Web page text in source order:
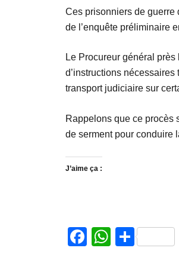
Ces prisonniers de guerre
de l’enquête préliminaire
Le Procureur général
d’instructions
transport judiciaire sur
Rappelons que ce procès
de serment pour conduire
J’aime ça :
Facebook